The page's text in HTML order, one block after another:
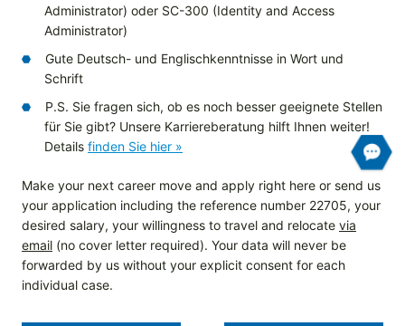
Administrator) oder SC-300 (Identity and Access
Administrator)
Gute Deutsch- und Englischkenntnisse in Wort und
Schrift
P.S. Sie fragen sich, ob es noch besser geeignete Stellen
für Sie gibt? Unsere Karriereberatung hilft Ihnen weiter!
Details finden Sie hier »
Make your next career move and apply right here or send us
your application including the reference number 22705, your
desired salary, your willingness to travel and relocate via
email (no cover letter required). Your data will never be
forwarded by us without your explicit consent for each
individual case.